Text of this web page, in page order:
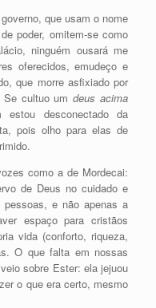
que usam o nome
poder, omitem-se como
ninguém ousará me
oferecidos, emudeço e
que morre asfixiado por
Se cultuo umdeus acima
desconectado da
pois olho para elas de
como a de Mordecai:
de Deus no cuidado e
e não apenas a
espaço para cristãos
vida (conforto, riqueza,
O que falta em nossas
sobre Ester: ela jejuou
o que era certo, mesmo